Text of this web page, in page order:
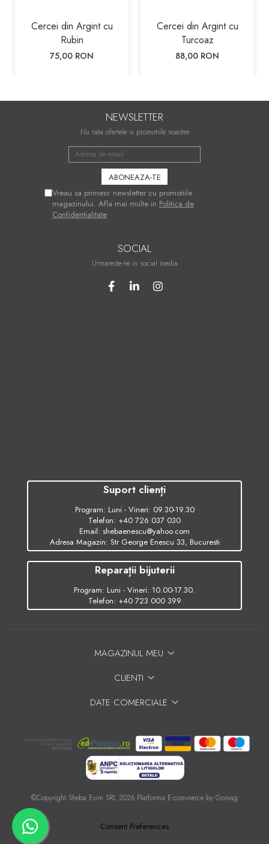
Cercei din Argint cu
Rubin
75,00 RON
Cercei din Argint cu
Turcoaz
88,00 RON
NEWSLETTER
Nu rata ofertele si promotiile noastre
Vreau sa primesc newsletter cu promotiile
magazinului. Afla mai multe in Politica de
Confidentialitate
SOCIAL
Urmareste-ne in social media
Suport clienți
Program: Luni - Vineri: 09.30-19.30
Telefon: +40 726 037 030
Email: shebaenescu@yahoo.com
Adresa Magazin: Str George Enescu 33, Bucuresti
Reparații bijuterii
Program: Luni - Vineri: 10.00-17.30.
Telefon: +40 723 000 399
MAGAZINUL MEU
CLIENTI
DATE COMERCIALE
©Copyright Sheba Exim SRL 2026 Platforma E-commerce by Gomag
Consent Preferences